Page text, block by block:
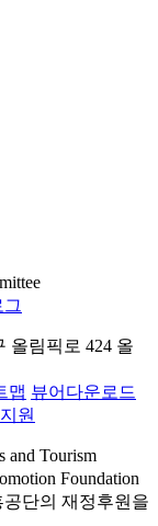
올림픽로 424 올
맵 뷰어다운로드
원
단의 재정후원을